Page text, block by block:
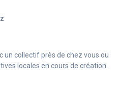
un collectif près de chez vous ou
locales en cours de création.